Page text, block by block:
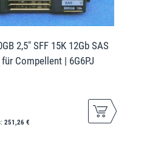
2,5" SFF 15K 12Gb SAS
Compellent | 6G6PJ
251,26 €